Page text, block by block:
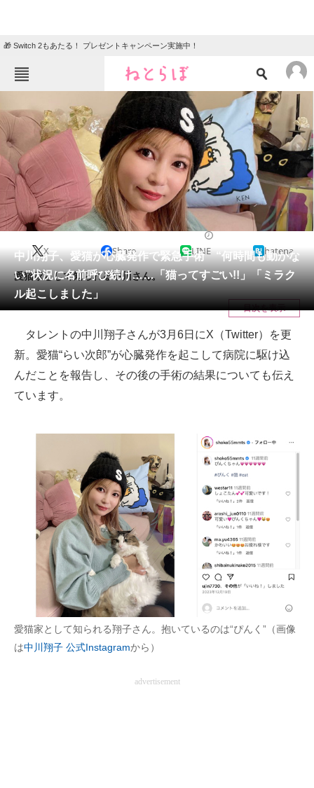
🎁 Switch 2もあたる！ プレゼントキャンペーン実施中！
TOP ニュース
エンタメ クイズ
グルメ 地域
住まい 教育・育児
動物 リサーチ
会員記事
メディア
注目記事を集めた総合ページ
ITの今と未来を見通す
スマホと通信の最新トレンド
進化するPCとデバイスの未来
好きが集まる 比べて選べる
ビジネスと働き方のヒント
AI活用のいまが分かる
企業ITのトレンドを詳説
経営リーダーのコミュニティ
マーケ×ITの今がよく分かる
ITエンジニア向け専門サイト
企業向けIT製品の総合サイト
中川翔子、愛猫が心臓発作で緊急手術 “何時間も動かな
い”状況に名前呼び続け……「猫ってすごい!!」「ミラク
ル起こしました」
X Share LINE hatena
愛猫家として知られる中川さん。
目次を表示
タレントの中川翔子さんが3月6日にX（Twitter）を更
新。愛猫“らい次郎”が心臓発作を起こして病院に駆け込
んだことを報告し、その後の手術の結果についても伝え
ています。
愛猫家として知られる翔子さん。抱いているのは“ぴんく”（画像
は中川翔子 公式Instagramから）
advertisement